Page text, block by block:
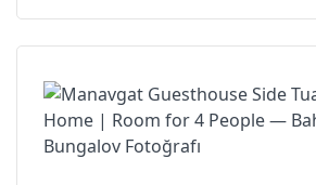
Sound Insulation
TV